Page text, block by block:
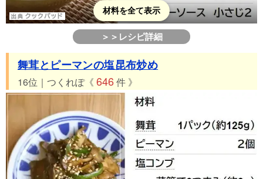
材料を全て表示
＞＞レシピ詳細
舞茸とピーマンの塩昆布炒め
16位｜つくれぽ《 646件 》